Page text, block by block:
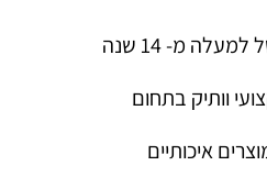
מ- 14 שנה
וותיק בתחום
איכותיים